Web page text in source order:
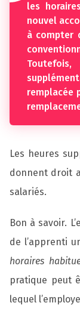
les
nouvel
à compter
remplacée
Les heures
donnent droit
salariés.
Bon à savoir.
de l’apprenti
horaires
pratique peut
lequel